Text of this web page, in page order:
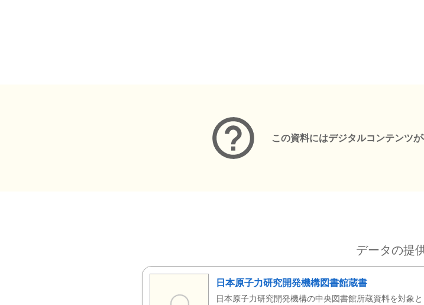
この資料にはデジタルコンテンツが
データの提
日本原子力研究開発機構図書館蔵書
日本原子力研究開発機構の中央図書館所蔵資料を対象